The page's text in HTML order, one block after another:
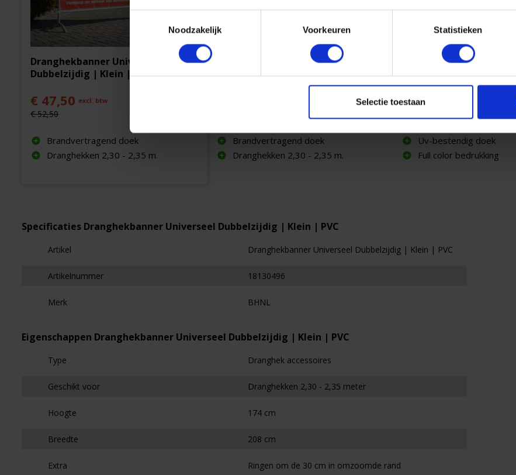
Noodzakelijk
Voorkeuren Statistieken
Selectie toestaan
Dranghekbanner Universeel
Dubbelzijdig | Klein | PVC
€ 47,50 excl. btw
€ 52,50
Brandvertragend doek
Dranghekken 2,30 - 2,35 m.
Dranghekbanner Universeel
Dubbelzijdig | Klein | Mesh
Brandvertragend doek
Dranghekken 2,30 - 2,35 m.
Dranghekbanner 16 | PVC
€ 23,95
Uv-bestendig doek
Full color bedrukking
Specificaties Dranghekbanner Universeel Dubbelzijdig | Klein | PVC
Artikel Dranghekbanner Universeel Dubbelzijdig | Klein | PVC
Artikelnummer 18130496
Merk BHNL
Eigenschappen Dranghekbanner Universeel Dubbelzijdig | Klein | PVC
Type Dranghek accessoires
Geschikt voor Dranghekken 2,30 - 2,35 meter
Hoogte 174 cm
Breedte 208 cm
Extra Ringen om de 30 cm in omzoomde rand